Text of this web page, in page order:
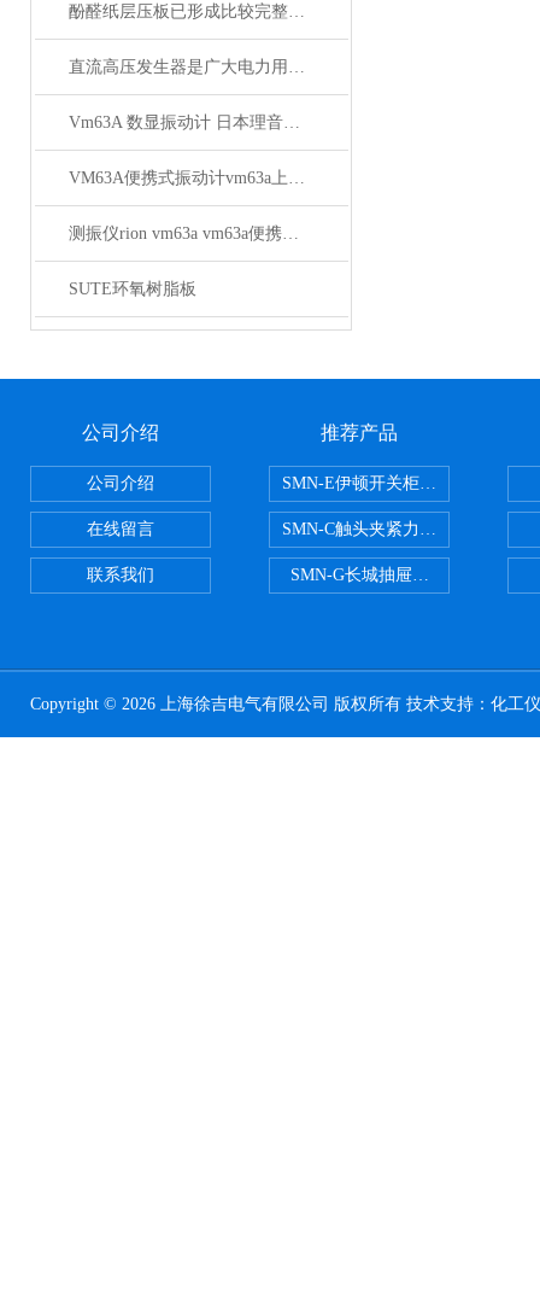
酚醛纸层压板已形成比较完整的系列
直流高压发生器是广大电力用户*的设备
Vm63A 数显振动计 日本理音测振仪VM63A厂家
VM63A便携式振动计vm63a上海徐吉电气
测振仪rion vm63a vm63a便携式测振仪供应商
SUTE环氧树脂板
公司介绍
公司介绍
在线留言
联系我们
推荐产品
SMN-E伊顿开关柜触头夹紧力检
SMN-C触头夹紧力检测仪
SMN-G长城抽屉开关柜触头夹紧
Copyright © 2026 上海徐吉电气有限公司 版权所有 技术支持： 化工